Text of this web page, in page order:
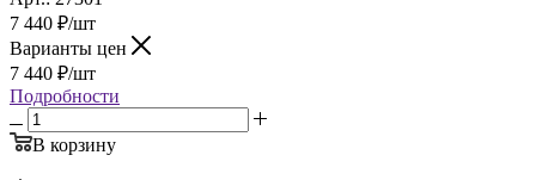
7 440 ₽/шт
Варианты цен
7 440 ₽/шт
Подробности
В корзину